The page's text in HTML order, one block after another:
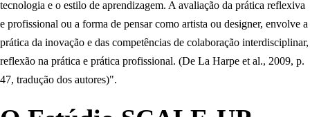
tecnologia e o estilo de aprendizagem. A avaliação da prática reflexiva
e profissional ou a forma de pensar como artista ou designer, envolve a
prática da inovação e das competências de colaboração interdisciplinar,
reflexão na prática e prática profissional. (De La Harpe et al., 2009, p.
47, tradução dos autores)".